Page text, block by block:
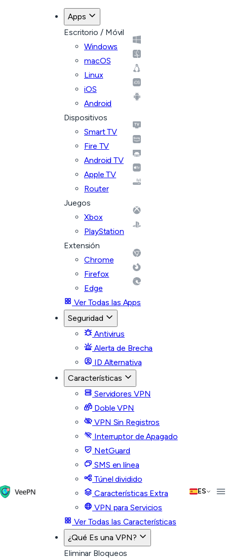
Apps
Escritorio / Móvil
Windows
macOS
Linux
iOS
Android
Dispositivos
Smart TV
Fire TV
Android TV
Apple TV
Router
Juegos
Xbox
PlayStation
Extensión
Chrome
Firefox
Edge
Ver Todas las Apps
Seguridad
Antivirus
Alerta de Brecha
ID Alternativa
Características
Servidores VPN
Doble VPN
VPN Sin Registros
Interruptor de Apagado
NetGuard
SMS en línea
Túnel dividido
Características Extra
VPN para Servicios
Ver Todas las Características
¿Qué Es una VPN?
Eliminar Bloqueos
ES